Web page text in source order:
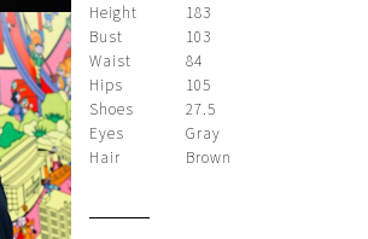
Height
183
Bust
103
Waist
84
Hips
105
Shoes
27.5
Eyes
Gray
Hair
Brown